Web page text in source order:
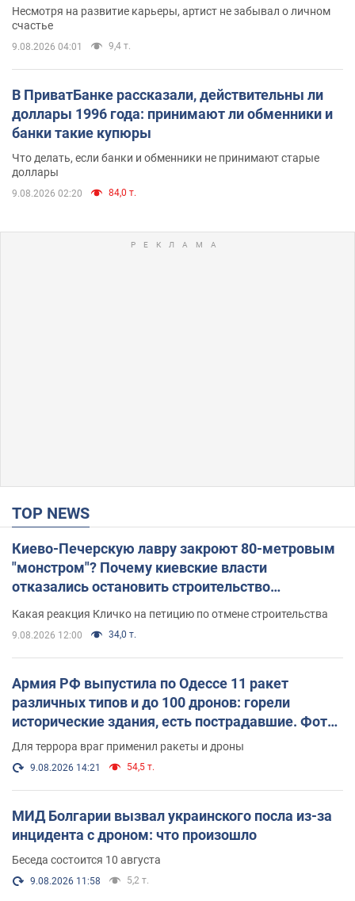
Несмотря на развитие карьеры, артист не забывал о личном
счастье
9.08.2026 04:01 9,4 т.
В ПриватБанке рассказали, действительны ли
доллары 1996 года: принимают ли обменники и
банки такие купюры
Что делать, если банки и обменники не принимают старые
доллары
9.08.2026 02:20 84,0 т.
TOP NEWS
Киево-Печерскую лавру закроют 80-метровым
"монстром"? Почему киевские власти
отказались остановить строительство
Какая реакция Кличко на петицию по отмене строительства
9.08.2026 12:00 34,0 т.
Армия РФ выпустила по Одессе 11 ракет
различных типов и до 100 дронов: горели
исторические здания, есть пострадавшие. Фото
и видео
Для террора враг применил ракеты и дроны
9.08.2026 14:21 54,5 т.
МИД Болгарии вызвал украинского посла из-за
инцидента с дроном: что произошло
Беседа состоится 10 августа
9.08.2026 11:58 5,2 т.